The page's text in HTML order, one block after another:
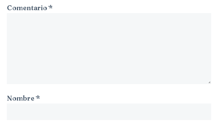
Comentario*
Nombre*